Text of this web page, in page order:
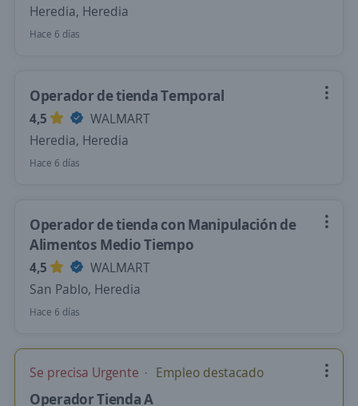
Heredia, Heredia
Hace 6 días
Operador de tienda Temporal
4,5
WALMART
Heredia, Heredia
Hace 6 días
Operador de tienda con Manipulación de
Alimentos Medio Tiempo
4,5
WALMART
San Pablo, Heredia
Hace 6 días
Se precisa Urgente Empleo destacado
Operador Tienda A